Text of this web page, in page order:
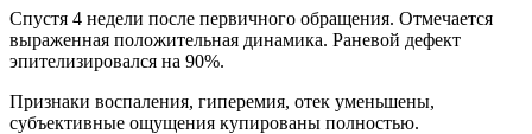
Спустя 4 недели после первичного обращения. Отмечается
выраженная положительная динамика. Раневой дефект
эпителизировался на 90%.
Признаки воспаления, гиперемия, отек уменьшены,
субъективные ощущения купированы полностью.